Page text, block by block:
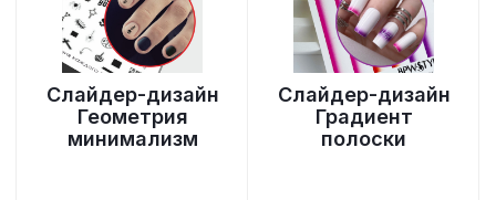
Слайдер-дизайн
Геометрия
минимализм
Слайдер-дизайн
Градиент
полоски